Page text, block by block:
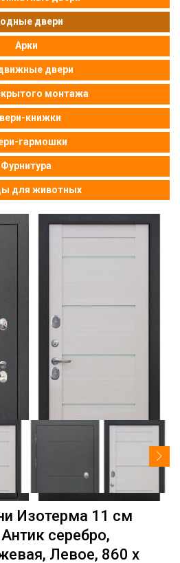
двери
Арки
двери
монтажа
книжки
гармошки
Фурнитура
для животных
Изотерма 11 см
серебро,
Левое, 860 х